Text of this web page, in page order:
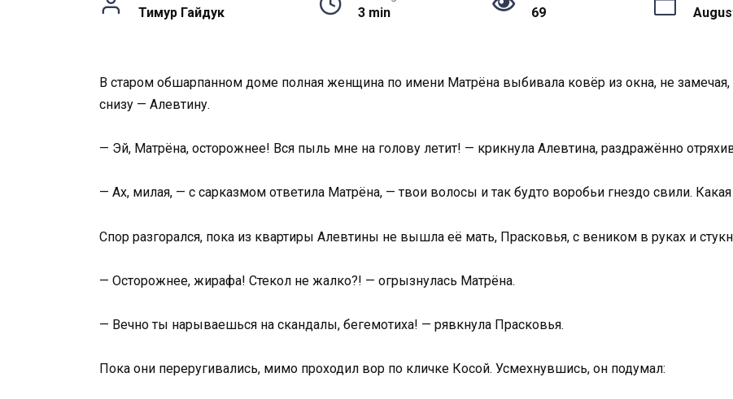
Тимур Гайдук 3 min 69
В старом обшарпанном доме полная женщина по имени Матрёна выбивала ковёр из окна, не
снизу — Алевтину.
— Эй, Матрёна, осторожнее! Вся пыль мне на голову летит! — крикнула Алевтина, раздражённо
— Ах, милая, — с сарказмом ответила Матрёна, — твои волосы и так будто воробьи гнездо свили.
Спор разгорался, пока из квартиры Алевтины не вышла её мать, Прасковья, с веником в руках и
— Осторожнее, жирафа! Стекол не жалко?! — огрызнулась Матрёна.
— Вечно ты нарываешься на скандалы, бегемотиха! — рявкнула Прасковья.
Пока они переругивались, мимо проходил вор по кличке Косой. Усмехнувшись, он подумал: